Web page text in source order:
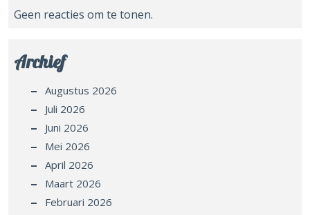
Geen reacties om te tonen.
Archief
Augustus 2026
Juli 2026
Juni 2026
Mei 2026
April 2026
Maart 2026
Februari 2026